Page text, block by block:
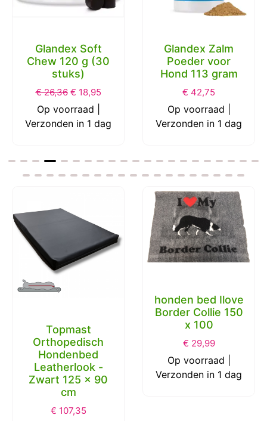
Glandex Zalm
Poeder voor
Hond 113 gram
€42,75
Op voorraad |
Verzonden in 1 dag
Chuckit Ultra Ball
S 5 cm 2 Pack
€
Op voorraad |
Verzonden in 1 dag
x 100
€29,99
Op voorraad |
Verzonden in 1 dag
Topmast
Hondenmand
Nola - Memory
Foam Matras -